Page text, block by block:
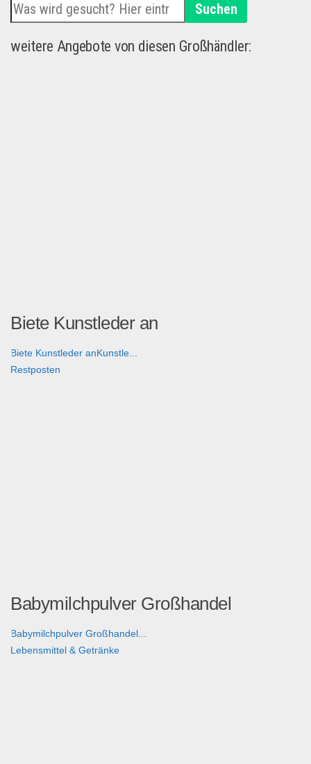
Suchen
weitere Angebote von diesen Großhändler:
Biete Kunstleder an
Biete Kunstleder anKunstle...
Restposten
Babymilchpulver Großhandel
Babymilchpulver Großhandel...
Lebensmittel & Getränke